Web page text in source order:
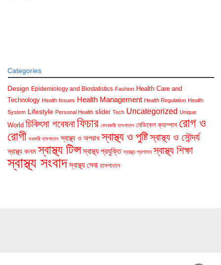
Categories
Design Epidemiology and Biostatistics Fashion Health Care and
Technology Health Issues Health Management Health Regulation Health
System Lifestyle Personal Health slider Tech Uncategorized Unique
World চিকিৎসা গবেষনাফিচার বেসরকারী হাসপাতাল মেডিকেল ক্যাম্পাস রোগ ও
রোগী সরকারী হাসপাতাল স্বাস্থ্য ও অপরাধ স্বাস্থ্য ও পুষ্টিস্বাস্থ্য ও সৌন্দর্য
স্বাস্থ্য কলম স্বাস্থ্য টিপ্স স্বাস্থ্য প্রযুক্তি স্বাস্থ্য প্রশাসন স্বাস্থ্য শিক্ষা
স্বাস্থ্য সংবাদ স্বাস্থ্য সেবা হাসপাতাল